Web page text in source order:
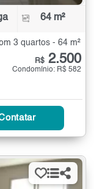
64 m²
3 quartos - 64 m²
R$ 2.500
Condomínio: R$ 582